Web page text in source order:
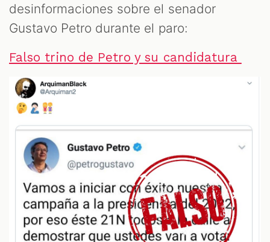
desinformaciones sobre el senador
Gustavo Petro durante el paro:
Falso trino de Petro y su candidatura